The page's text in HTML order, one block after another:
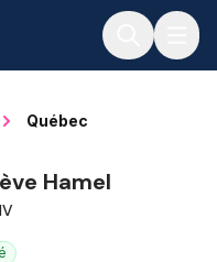
Québec
Hamel